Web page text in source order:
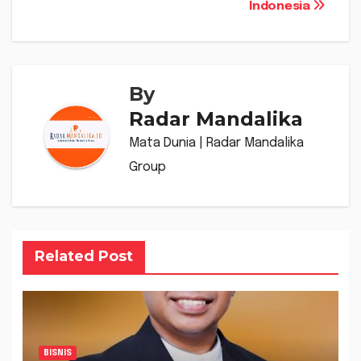
Indonesia
By
Radar Mandalika
Mata Dunia | Radar Mandalika
Group
Related Post
BISNIS